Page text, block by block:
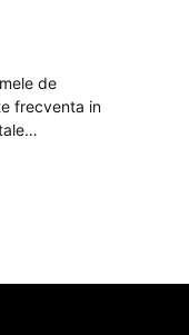
de
frecventa in